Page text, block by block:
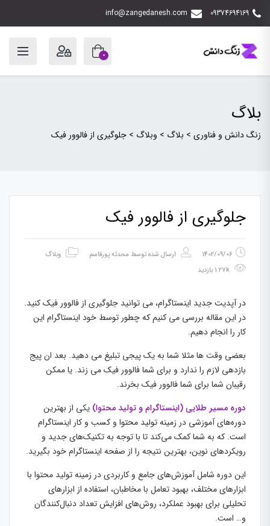
09374694169
info@zangedanesh.com
0
بلاگ
زنگ دانش و فناوری > بلاگ > وبلاگ > جلوگیری از فالوور فیک
جلوگیری از فالوور فیک
1402/09/06 ارسال شده توسط محدثه پورقاسم
وبلاگ
در آپدیت جدید اینستاگرام، می توانید جلوگیری از فالوور فیک کنید.
در این مقاله بررسی می کنیم که چطور توسط خود اینستاگرام این
کار را انجام دهیم.
بعضی وقت ها مثلا شما به یک پیجی تبلیغ می دهید. بعد ان پیج
بازدهی لازم را ندارد و برای شما فالوور فیک می زند. یا ممکن
رقیبان شما برای شما فالوور فیک بخرند.
دوره مسیر طلایی (اینستاگرام و تولید محتوا) یکی از بهترین
دوره‌های آموزشی در زمینه تولید محتوا و کسب و کار اینستاگرام
است. که به شما کمک می‌کند تا با توجه به تکنیک‌های جدید و
رویکردهای نوین، بهترین نتیجه را از صفحه اینستاگرام خود بگیرید.
این دوره شامل آموزش‌های جامع و کاربردی در زمینه تولید محتوا با
ابزارهای مختلف، بهبود تعامل با مخاطبان، استفاده از ابزارهای
تحلیلی برای بهبود عملکرد، روش‌های افزایش تعداد دنبال‌کنندگان
و… است.